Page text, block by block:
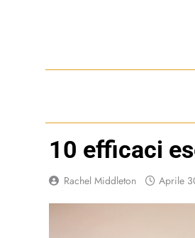
10 efficaci
Rachel Middleton Aprile